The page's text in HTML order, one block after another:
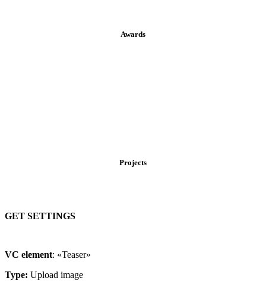
Awards
Projects
GET SETTINGS
VC element: «Teaser»
Type: Upload image